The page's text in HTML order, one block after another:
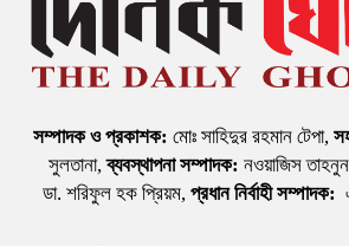
সম্পাদক ও প্রকাশক: মোঃ সাহিদুর রহমান টেপা,
সুলতানা,ব্যবস্থাপনা সম্পাদক: নওয়াজিস তাহনুন
ডা. শরিফুল হক প্রিয়ম, প্রধান নির্বাহী সম্পাদক: